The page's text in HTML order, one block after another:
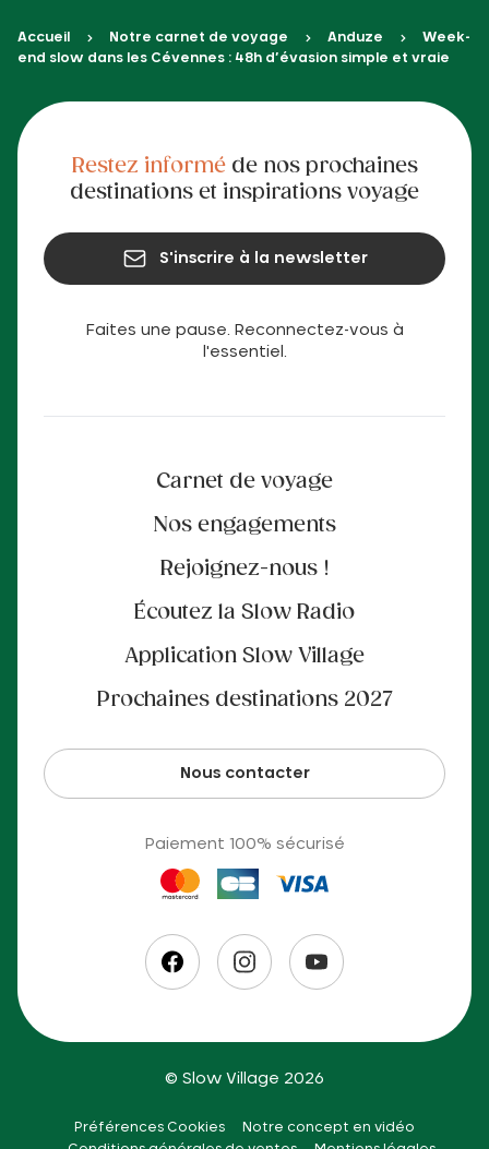
Accueil Notre carnet de voyage Anduze
Week-
end slow dans les Cévennes : 48h d’évasion simple et vraie
Faites une pause. Reconnectez-vous à
l'essentiel.
Carnet de voyage
Nos engagements
Rejoignez-nous !
Écoutez la Slow Radio
Application Slow Village
Prochaines destinations 2027
Nous contacter
Paiement 100% sécurisé
Restez informéde nos prochaines
destinations et inspirations voyage
S'inscrire à la newsletter
© Slow Village 2026
Préférences Cookies
Notre concept en vidéo